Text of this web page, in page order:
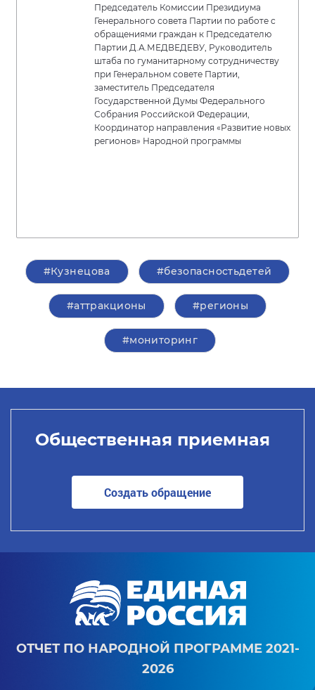
Председатель Комиссии Президиума
Генерального совета Партии по работе с
обращениями граждан к Председателю
Партии Д.А.МЕДВЕДЕВУ, Руководитель
штаба по гуманитарному сотрудничеству
при Генеральном совете Партии,
заместитель Председателя
Государственной Думы Федерального
Собрания Российской Федерации,
Координатор направления «Развитие новых
регионов» Народной программы
#Кузнецова #безопасностьдетей
#аттракционы #регионы
#мониторинг
Общественная приемная
Создать обращение
ОТЧЕТ ПО НАРОДНОЙ ПРОГРАММЕ 2021-
2026